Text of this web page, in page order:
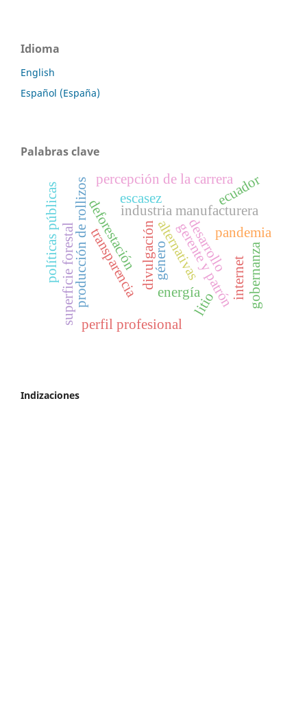
Idioma
English
Español (España)
Palabras clave
energía
desarrollo
litio
gerente y patrón
industria manufacturera
deforestación
producción de rollizos
superficie forestal internet
divulgación
transparencia
percepción de la carrera
perfil profesional
políticas públicas pandemia
alternativas gobernanza
escasez ecuador
género
Indizaciones